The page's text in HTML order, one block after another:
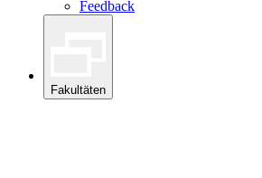
Feedback
Fakultäten